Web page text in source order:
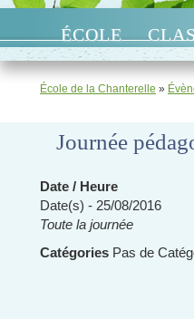
ÉCOLE
École de la Chanterelle »
Journée
Date / Heure
Date(s) - 25/08/2016
Toute la journée
Catégories Pas de